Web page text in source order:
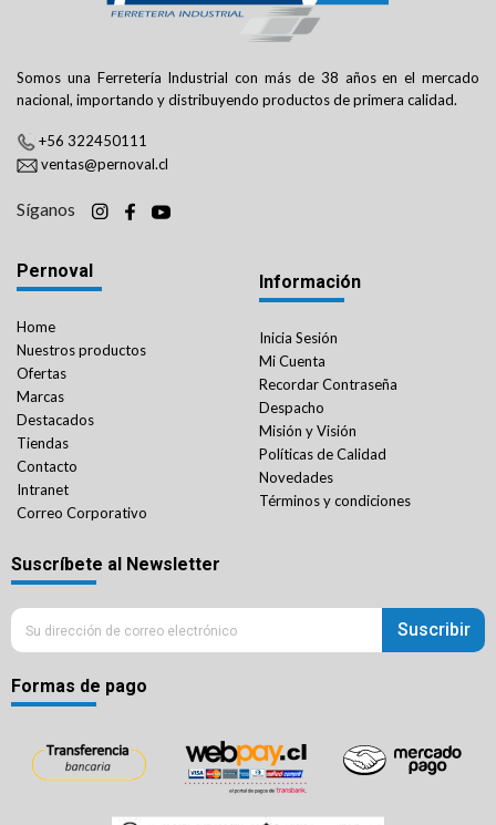
Somos una Ferretería Industrial con más de 38 años en el mercado
nacional, importando y distribuyendo productos de primera calidad.
+56 322450111
ventas@pernoval.cl
Síganos
Pernoval
Home
Nuestros productos
Ofertas
Marcas
Destacados
Tiendas
Contacto
Intranet
Correo Corporativo
Información
Inicia Sesión
Mi Cuenta
Recordar Contraseña
Despacho
Misión y Visión
Políticas de Calidad
Novedades
Términos y condiciones
Suscríbete al Newsletter
Suscribir
Formas de pago